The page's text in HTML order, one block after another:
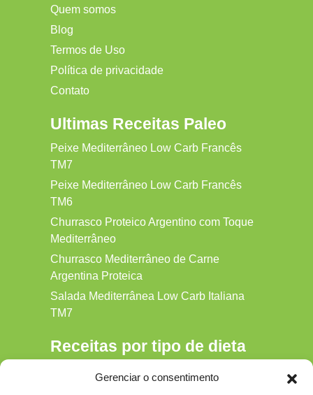
Gerenciar o consentimento
Quem somos
Blog
Termos de Uso
Política de privacidade
Contato
Ultimas Receitas Paleo
Peixe Mediterrâneo Low Carb Francês
TM7
Peixe Mediterrâneo Low Carb Francês
TM6
Churrasco Proteico Argentino com Toque
Mediterrâneo
Churrasco Mediterrâneo de Carne
Argentina Proteica
Salada Mediterrânea Low Carb Italiana
TM7
Receitas por tipo de dieta